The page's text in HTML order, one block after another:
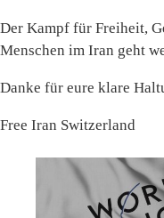
Der Kampf für Freiheit,
Menschen im Iran geht
Danke für eure klare
Free Iran Switzerland